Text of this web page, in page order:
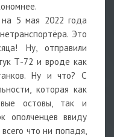
5 мая 2022 года
Это
Ну, отправили
Т-72 и вроде как
Ну и что? С
которая как
остовы, так и
ополченцев ввиду
что ни попадя,